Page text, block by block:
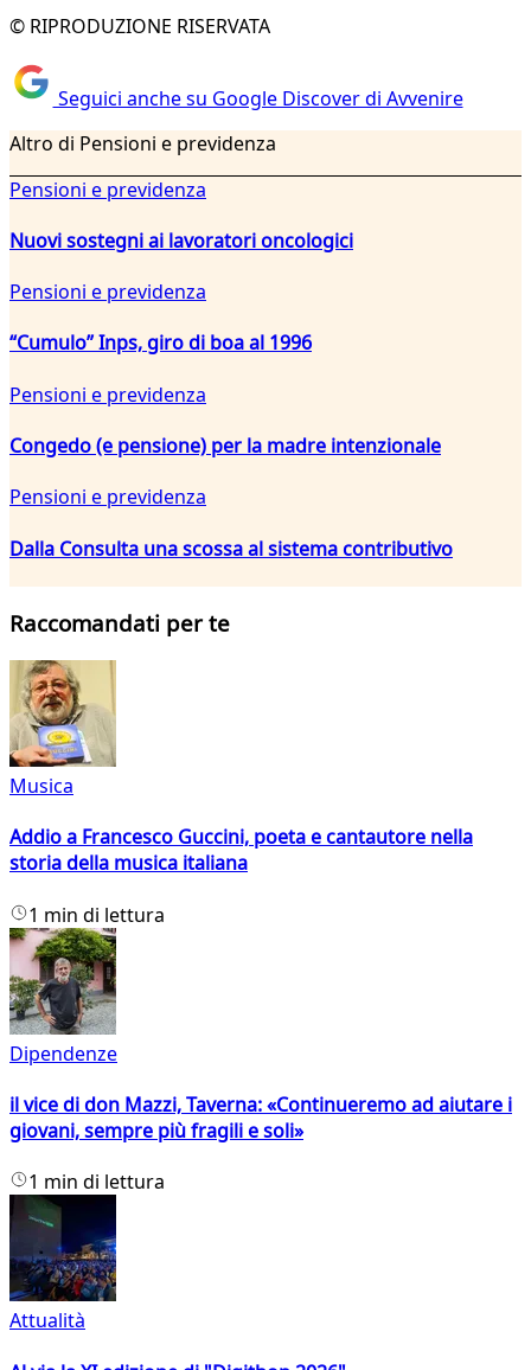
© RIPRODUZIONE RISERVATA
Seguici anche su Google Discover di Avvenire
Altro di Pensioni e previdenza
Pensioni e previdenza
Nuovi sostegni ai lavoratori oncologici
Pensioni e previdenza
“Cumulo” Inps, giro di boa al 1996
Pensioni e previdenza
Congedo (e pensione) per la madre intenzionale
Pensioni e previdenza
Dalla Consulta una scossa al sistema contributivo
Raccomandati per te
Musica
Addio a Francesco Guccini, poeta e cantautore nella
storia della musica italiana
1 min di lettura
Dipendenze
il vice di don Mazzi, Taverna: «Continueremo ad aiutare i
giovani, sempre più fragili e soli»
1 min di lettura
Attualità